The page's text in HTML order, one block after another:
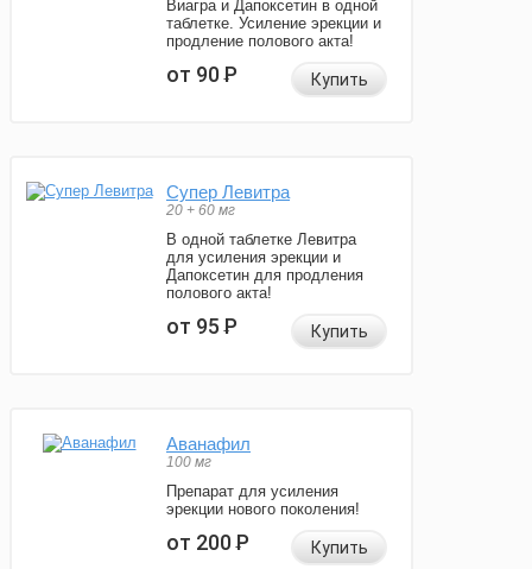
Виагра и Дапоксетин в одной
таблетке. Усиление эрекции и
продление полового акта!
от 90Р Купить
Супер Левитра
20 + 60 мг
В одной таблетке Левитра
для усиления эрекции и
Дапоксетин для продления
полового акта!
от 95Р Купить
Аванафил
100 мг
Препарат для усиления
эрекции нового поколения!
от 200Р Купить